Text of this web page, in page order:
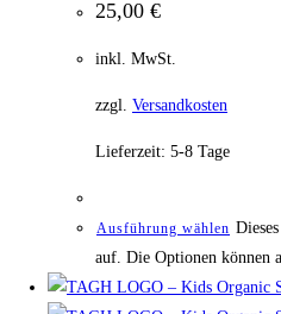
25,00 €
inkl. MwSt.
zzgl. Versandkosten
Lieferzeit: 5-8 Tage
Ausführung wählen
auf. Die Optionen können